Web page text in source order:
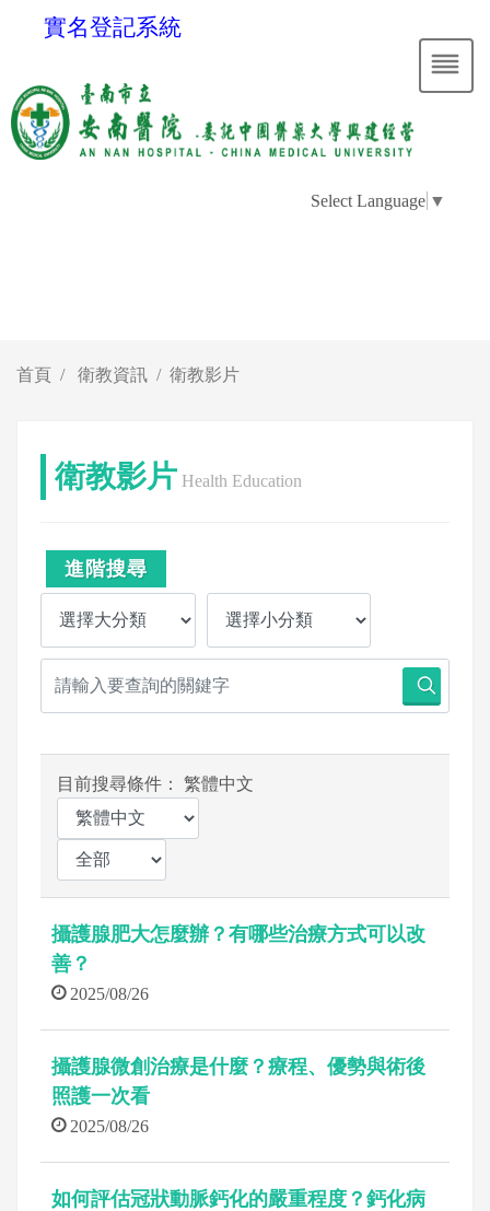
實名登記系統
Select Language ▼
首頁 衛教資訊 衛教影片
衛教影片 Health Education
進階搜尋
目前搜尋條件： 繁體中文
攝護腺肥大怎麼辦？有哪些治療方式可以改
善？
2025/08/26
攝護腺微創治療是什麼？療程、優勢與術後
照護一次看
2025/08/26
如何評估冠狀動脈鈣化的嚴重程度？鈣化病